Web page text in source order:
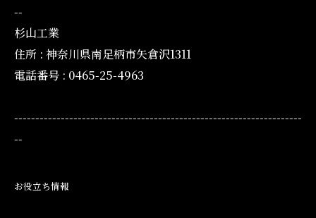
--
杉山工業
住所 : 神奈川県南足柄市矢倉沢1311
電話番号 : 0465-25-4963
--------------------------------------------------------------------
--
お役立ち情報